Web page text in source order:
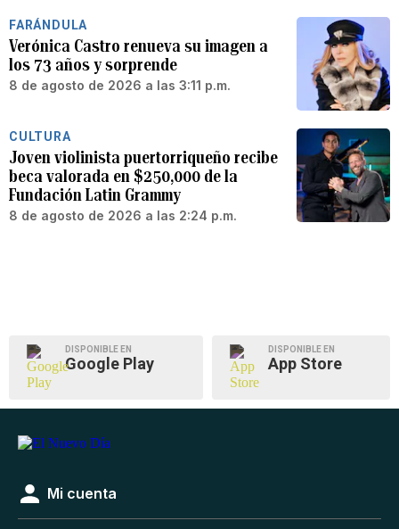
FARÁNDULA
Verónica Castro renueva su imagen a
los 73 años y sorprende
8 de agosto de 2026 a las 3:11 p.m.
CULTURA
Joven violinista puertorriqueño recibe
beca valorada en $250,000 de la
Fundación Latin Grammy
8 de agosto de 2026 a las 2:24 p.m.
DISPONIBLE EN
Google Play
DISPONIBLE EN
App Store
Mi cuenta